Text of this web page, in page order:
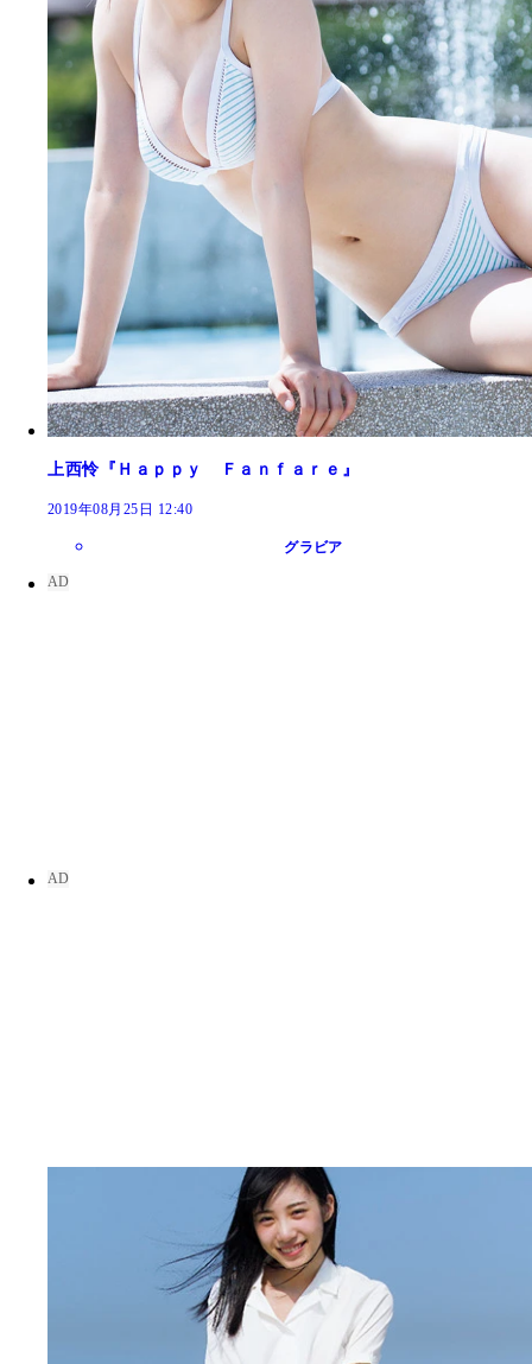
上西怜『Ｈａｐｐｙ Ｆａｎｆａｒｅ』
2019年08月25日 12:40
グラビア